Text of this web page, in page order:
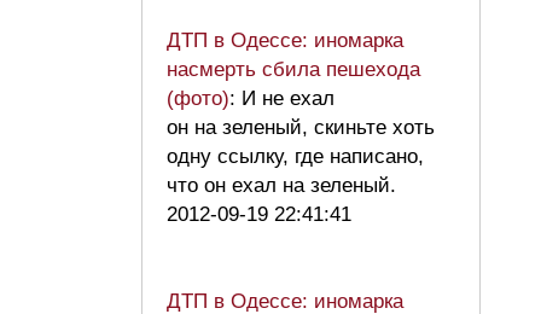
ДТП в Одессе: иномарка
насмерть сбила пешехода
(фото): И не ехал
он на зеленый, скиньте хоть
одну ссылку, где написано,
что он ехал на зеленый.
2012-09-19 22:41:41
ДТП в Одессе: иномарка